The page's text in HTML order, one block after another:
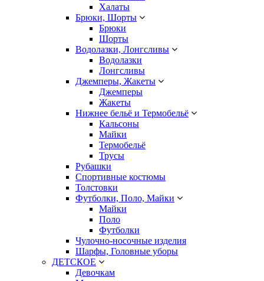
Халаты
Брюки, Шорты
Брюки
Шорты
Водолазки, Лонгсливы
Водолазки
Лонгсливы
Джемперы, Жакеты
Джемперы
Жакеты
Нижнее бельё и Термобельё
Кальсоны
Майки
Термобельё
Трусы
Рубашки
Спортивные костюмы
Толстовки
Футболки, Поло, Майки
Майки
Поло
Футболки
Чулочно-носочные изделия
Шарфы, Головные уборы
ДЕТСКОЕ
Девочкам